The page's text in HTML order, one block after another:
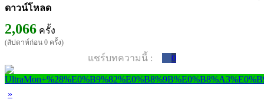
ดาวน์โหลด
2,066 ครั้ง
(สัปดาห์ก่อน 0 ครั้ง)
แชร์บทความนี้ : 0
»